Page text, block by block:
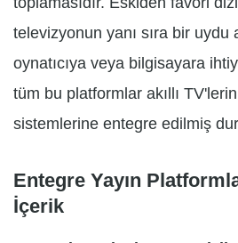
televizyonun yanı sıra bir uydu
oynatıcıya veya bilgisayara
tüm bu platformlar akıllı
sistemlerine entegre edilmiş
Entegre Yayın
İçerik